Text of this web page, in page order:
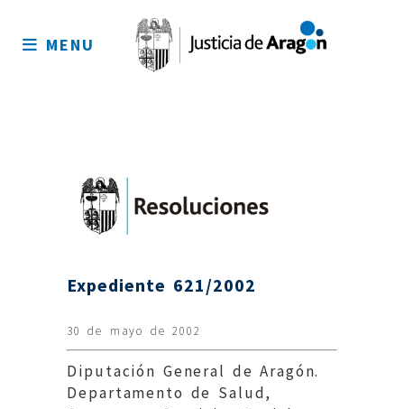
sitio
MENU
Expediente 621/2002
30 de mayo de 2002
Diputación General de Aragón.
Departamento de Salud,